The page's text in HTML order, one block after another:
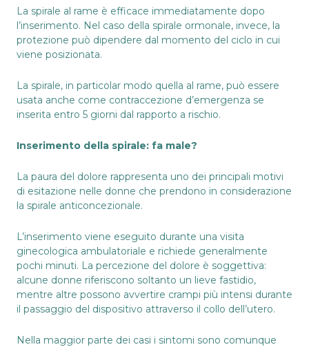
La spirale al rame è efficace immediatamente dopo
l’inserimento. Nel caso della spirale ormonale, invece, la
protezione può dipendere dal momento del ciclo in cui
viene posizionata.
La spirale, in particolar modo quella al rame, può essere
usata anche come contraccezione d’emergenza se
inserita entro 5 giorni dal rapporto a rischio.
Inserimento della spirale: fa male?
La paura del dolore rappresenta uno dei principali motivi
di esitazione nelle donne che prendono in considerazione
la spirale anticoncezionale.
L’inserimento viene eseguito durante una visita
ginecologica ambulatoriale e richiede generalmente
pochi minuti. La percezione del dolore è soggettiva:
alcune donne riferiscono soltanto un lieve fastidio,
mentre altre possono avvertire crampi più intensi durante
il passaggio del dispositivo attraverso il collo dell’utero.
Nella maggior parte dei casi i sintomi sono comunque